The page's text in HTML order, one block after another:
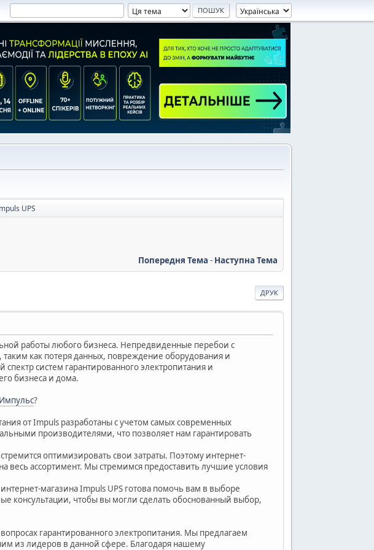
UPS
Попередня Тема - Наступна Тема
ДРУК
работы любого бизнеса. Непредвиденные перебои с
как потеря данных, повреждение оборудования и
систем гарантированного электропитания и
бизнеса и дома.
?
от Impuls разработаны с учетом самых современных
производителями, что позволяет нам гарантировать
оптимизировать свои затраты. Поэтому интернет-
весь ассортимент. Мы стремимся предоставить лучшие условия
магазина Impuls UPS готова помочь вам в выборе
чтобы вы могли сделать обоснованный выбор,
гарантированного электропитания. Мы предлагаем
из лидеров в данной сфере. Благодаря нашему